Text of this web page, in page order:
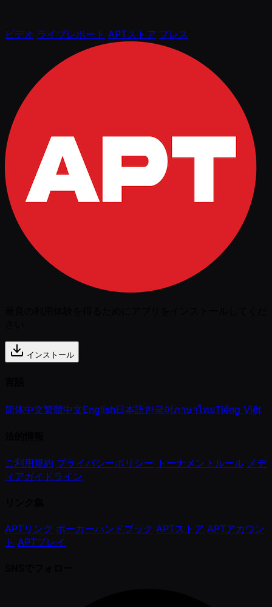
ビデオ ライブレポート APTストア プレス
インストール
简体中文繁體中文English日本語한국어ภาษาไทยTiếng Việt
ご利用規約 プライバシーポリシー トーナメントルール メデ
ィアガイドライン
APTリンク ポーカーハンドブック APTストア APTアカウン
ト APTプレイ